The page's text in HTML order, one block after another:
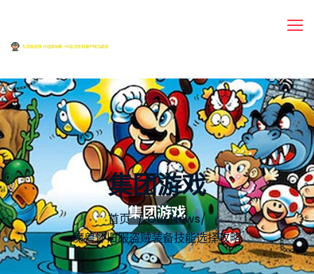
集团游戏
首页 Our News/
魔兽怀旧服盗贼装备技能选择攻略